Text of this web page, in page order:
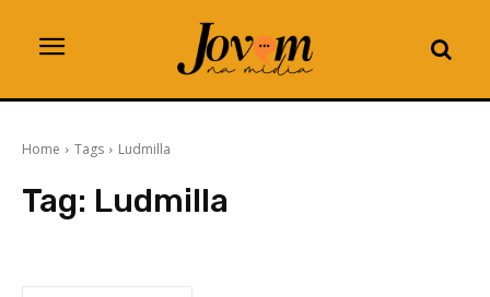
Home Tags Ludmilla
Tag: Ludmilla